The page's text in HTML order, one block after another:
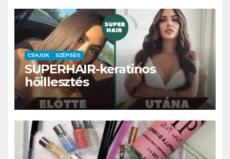
CSAJOK SZÉPSÉG
SUPERHAIR-keratinos
hőillesztés